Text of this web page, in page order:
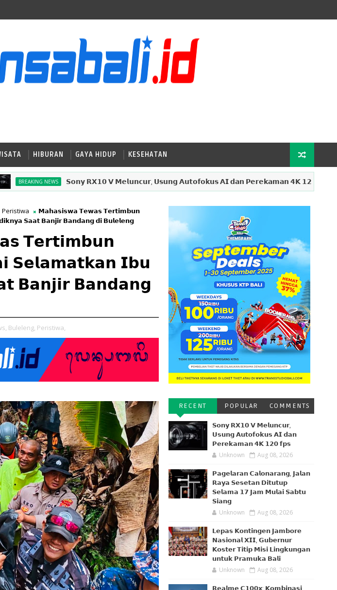
HIBURAN GAYA HIDUP KESEHATAN
NEWS 𝗦𝗼𝗻𝘆 𝗥𝗫𝟭𝟬 𝗩 𝗠𝗲𝗹𝘂𝗻𝗰𝘂𝗿, 𝗨𝘀𝘂𝗻𝗴 𝗔𝘂𝘁𝗼𝗳𝗼𝗸𝘂𝘀 𝗔𝗜 𝗱𝗮𝗻 𝗣𝗲𝗿𝗲𝗸𝗮𝗺𝗮𝗻 𝟰𝗞 𝟭𝟮𝟬 𝗳𝗽𝘀
Peristiwa
𝗠𝗮𝗵𝗮𝘀𝗶𝘀𝘄𝗮 𝗧𝗲𝘄𝗮𝘀 𝗧𝗲𝗿𝘁𝗶𝗺𝗯𝘂𝗻
𝗦𝗮𝗮𝘁 𝗕𝗮𝗻𝗷𝗶𝗿 𝗕𝗮𝗻𝗱𝗮𝗻𝗴 𝗱𝗶 𝗕𝘂𝗹𝗲𝗹𝗲𝗻𝗴
𝗧𝗲𝗿𝘁𝗶𝗺𝗯𝘂𝗻
𝗦𝗲𝗹𝗮𝗺𝗮𝘁𝗸𝗮𝗻 𝗜𝗯𝘂
𝗕𝗮𝗻𝗷𝗶𝗿 𝗕𝗮𝗻𝗱𝗮𝗻𝗴
Buleleng, Peristiwa,
RECENT POPULAR COMMENTS
𝗦𝗼𝗻𝘆 𝗥𝗫𝟭𝟬 𝗩 𝗠𝗲𝗹𝘂𝗻𝗰𝘂𝗿,
𝗨𝘀𝘂𝗻𝗴 𝗔𝘂𝘁𝗼𝗳𝗼𝗸𝘂𝘀 𝗔𝗜 𝗱𝗮𝗻
𝗣𝗲𝗿𝗲𝗸𝗮𝗺𝗮𝗻 𝟰𝗞 𝟭𝟮𝟬 𝗳𝗽𝘀
Unknown Aug 08, 2026
𝗣𝗮𝗴𝗲𝗹𝗮𝗿𝗮𝗻 𝗖𝗮𝗹𝗼𝗻𝗮𝗿𝗮𝗻𝗴, 𝗝𝗮𝗹𝗮𝗻
𝗥𝗮𝘆𝗮 𝗦𝗲𝘀𝗲𝘁𝗮𝗻 𝗗𝗶𝘁𝘂𝘁𝘂𝗽
𝗦𝗲𝗹𝗮𝗺𝗮 𝟭𝟳 𝗝𝗮𝗺 𝗠𝘂𝗹𝗮𝗶 𝗦𝗮𝗯𝘁𝘂
𝗦𝗶𝗮𝗻𝗴
Unknown Aug 08, 2026
𝗟𝗲𝗽𝗮𝘀 𝗞𝗼𝗻𝘁𝗶𝗻𝗴𝗲𝗻 𝗝𝗮𝗺𝗯𝗼𝗿𝗲
𝗡𝗮𝘀𝗶𝗼𝗻𝗮𝗹 𝗫𝗜𝗜, 𝗚𝘂𝗯𝗲𝗿𝗻𝘂𝗿
𝗞𝗼𝘀𝘁𝗲𝗿 𝗧𝗶𝘁𝗶𝗽 𝗠𝗶𝘀𝗶 𝗟𝗶𝗻𝗴𝗸𝘂𝗻𝗴𝗮𝗻
𝘂𝗻𝘁𝘂𝗸 𝗣𝗿𝗮𝗺𝘂𝗸𝗮 𝗕𝗮𝗹𝗶
Unknown Aug 08, 2026